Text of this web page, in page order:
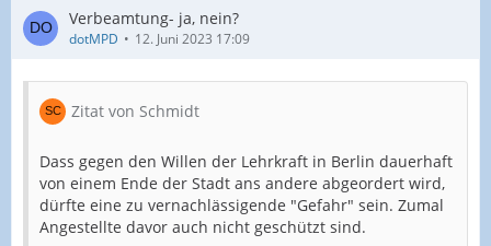
Verbeamtung- ja, nein?
dotMPD 12. Juni 2023 17:09
Zitat von Schmidt
Dass gegen den Willen der Lehrkraft in Berlin dauerhaft
von einem Ende der Stadt ans andere abgeordert wird,
dürfte eine zu vernachlässigende "Gefahr" sein. Zumal
Angestellte davor auch nicht geschützt sind.